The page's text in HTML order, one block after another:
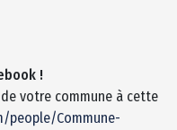
!
votre commune à cette
people/Commune-